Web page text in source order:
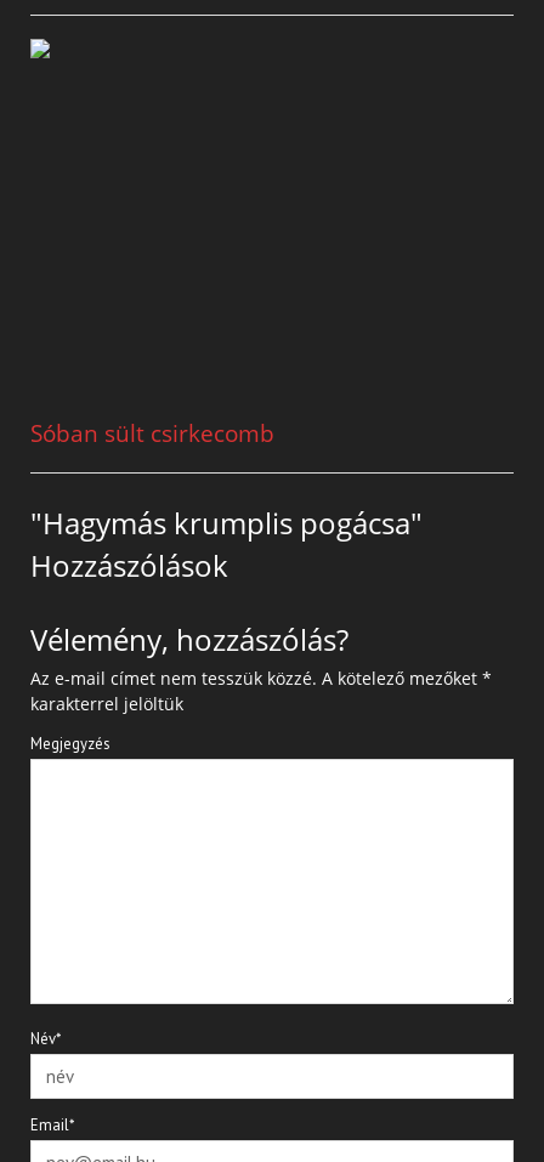
Sóban sült csirkecomb
"Hagymás krumplis pogácsa"
Hozzászólások
Vélemény, hozzászólás?
Az e-mail címet nem tesszük közzé. A kötelező mezőket *
karakterrel jelöltük
Megjegyzés
Név*
Email*